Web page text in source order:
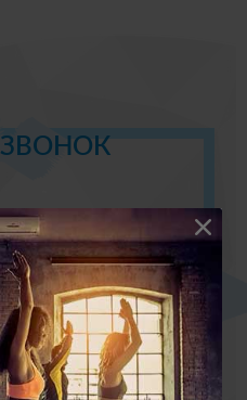
для Вас
и рацион
тренировок.
путь до результата,
и мы перезвоним,
о дате и времени.